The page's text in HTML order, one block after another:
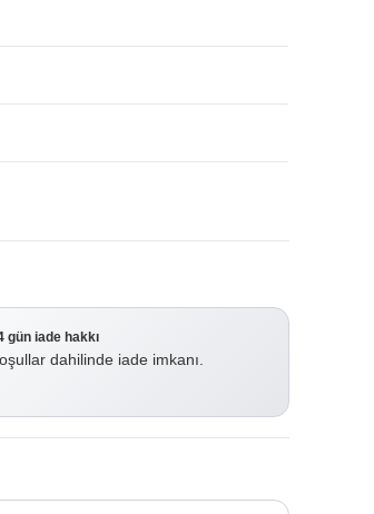
gün iade hakkı
dahilinde iade imkanı.